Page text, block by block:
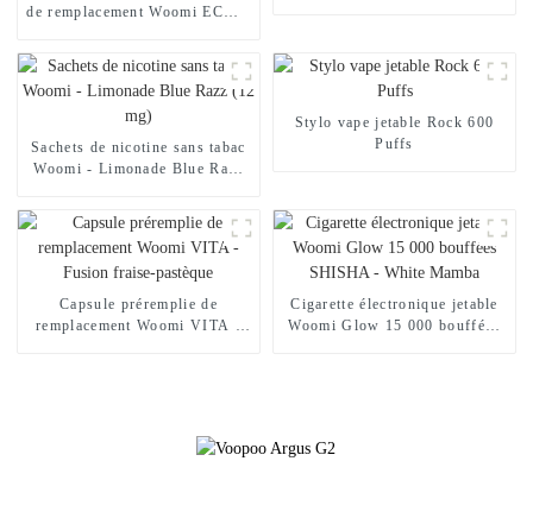
de remplacement Woomi ECOM
Sachets de nicotine sans tabac
Woomi - Limonade Blue Razz
Stylo vape jetable Rock 600
Puffs
Capsule préremplie de
remplacement Woomi VITA -
Cigarette électronique jetable
Woomi Glow 15 000 bouffées